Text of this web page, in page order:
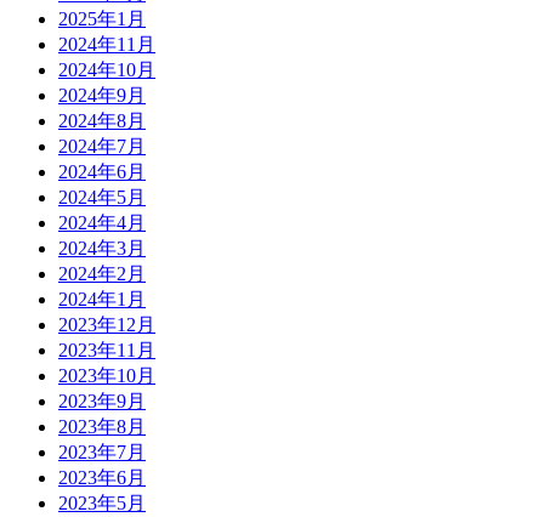
2025年1月
2024年11月
2024年10月
2024年9月
2024年8月
2024年7月
2024年6月
2024年5月
2024年4月
2024年3月
2024年2月
2024年1月
2023年12月
2023年11月
2023年10月
2023年9月
2023年8月
2023年7月
2023年6月
2023年5月